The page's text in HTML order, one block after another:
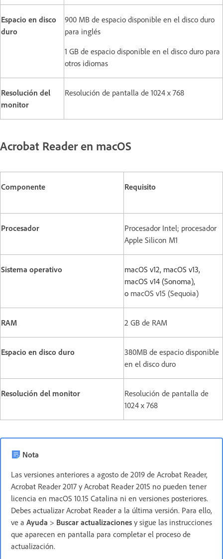
Espacio en disco
duro
900 MB de espacio disponible en el disco duro
para inglés
1 GB de espacio disponible en el disco duro para
otros idiomas
Resolución del
monitor
Resolución de pantalla de 1024 x 768
Acrobat Reader en macOS
Componente Requisito
Procesador
Procesador Intel; procesador
Apple Silicon M1
Sistema operativo
macOS v12, macOS v13,
macOS v14 (Sonoma),
o macOS v15 (Sequoia)
RAM 2 GB de RAM
Espacio en disco duro
380MB de espacio disponible
en el disco duro
Resolución del monitor
Resolución de pantalla de
1024 x 768
Nota
Las versiones anteriores a agosto de 2019 de Acrobat Reader,
Acrobat Reader 2017 y Acrobat Reader 2015 no pueden tener
licencia en macOS 10.15 Catalina ni en versiones posteriores.
Debes actualizar Acrobat Reader a la última versión. Para ello,
ve a Ayuda > Buscar actualizaciones y sigue las instrucciones
que aparecen en pantalla para completar el proceso de
actualización.